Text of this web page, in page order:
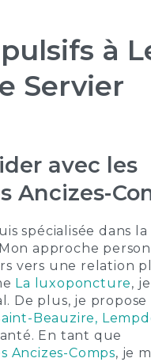
à
Servier
avec les
Ancizes-
spécialisée dans
approche
vers une relation
La luxoponcture,
De plus, je propose
Beauzire,
En tant que
Ancizes-Comps, je